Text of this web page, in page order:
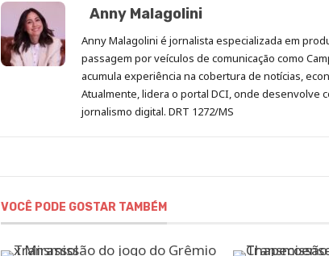
Anny Malagolini
Anny Malagolini é jornalista especializada em
passagem por veículos de comunicação como
acumula experiência na cobertura de notícias,
Atualmente, lidera o portal DCI, onde desenvolve
jornalismo digital. DRT 1272/MS
VOCÊ PODE GOSTAR TAMBÉM